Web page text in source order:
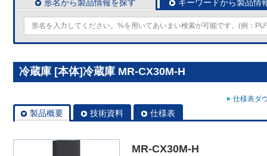
形名から製品情報を探す キーワードから製品情
冷蔵庫 [本体]冷蔵庫 MR-CX30M-H
仕様表ダ
製品概要 技術資料 仕様表
MR-CX30M-H